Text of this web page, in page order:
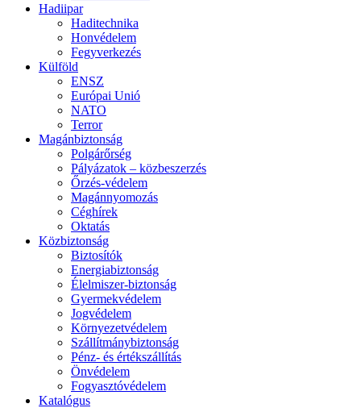
Hadiipar
Haditechnika
Honvédelem
Fegyverkezés
Külföld
ENSZ
Európai Unió
NATO
Terror
Magánbiztonság
Polgárőrség
Pályázatok – közbeszerzés
Őrzés-védelem
Magánnyomozás
Céghírek
Oktatás
Közbiztonság
Biztosítók
Energiabiztonság
Élelmiszer-biztonság
Gyermekvédelem
Jogvédelem
Környezetvédelem
Szállítmánybiztonság
Pénz- és értékszállítás
Önvédelem
Fogyasztóvédelem
Katalógus